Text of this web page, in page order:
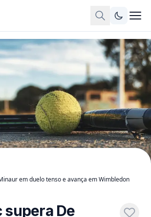
em duelo tenso e avança em Wimbledon
supera De